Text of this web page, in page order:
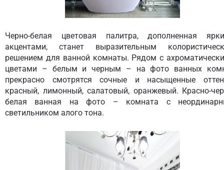
Черно-белая цветовая палитра, дополненная
акцентами, станет выразительным
решением для ванной комнаты. Рядом с
цветами – белым и черным – на фото ванных
прекрасно смотрятся сочные и насыщенные
красный, лимонный, салатовый, оранжевый. Красно-
белая ванная на фото – комната с
светильником алого тона.